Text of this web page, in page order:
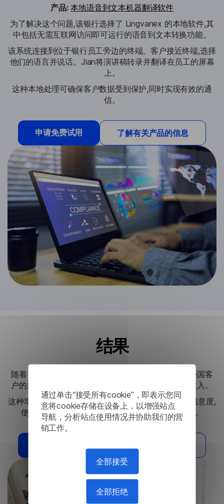
通过单击“接受所有cookie”，即表示您同
意将cookie存储在设备上，以增强站点
导航，分析站点使用情况并协助我们的营
销工作。
全部接受
全部拒绝
产品: 本地语音到文本机器翻译软件
为了解决这个问题,该银行选择了 Lingvanex 的本地软件,其
中包括无需互联网访问即可运行的语音到文本转换功能。
该系统连接到位于银行员工旁边的终端。客户接近终端,选择
他们的语言并说话。Jian将演讲稿转录并翻译在员工的屏幕
上。
这种本地处理可确保客户数据受到保护,同时实现有效的通
信。
申请免费试用 了解有关产品的信息
结果
随着 Lingvanex 解决方案的集成,该银行显着提高了外国客
户的服务质量,从而扩大了所提供的服务,从而增加了收入。
这种增强的客户体验还加强了客户关系并提高了客户满意度,
使银行成为一个更具包容性和以客户为中心的机构。